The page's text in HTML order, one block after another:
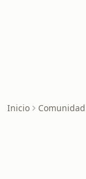
Inicio